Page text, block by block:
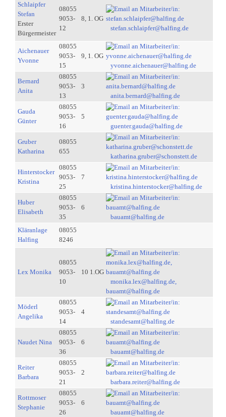
Schlaipfer
Stefan
Erster
Bürgermeister
08055
9053-
12
8, 1. OG
stefan.schlaipfer@halfing.de
Aichenauer
Yvonne
08055
9053-
15
9, 1. OG
yvonne.aichenauer@halfing.de
Bernard
Anita
08055
9053-
13
3
anita.bernard@halfing.de
Gauda
Günter
08055
9053-
16
5
guenter.gauda@halfing.de
Gruber
Katharina
08055
655
katharina.gruber@schonstett.de
Hinterstocker
Kristina
08055
9053-
25
7
kristina.hinterstocker@halfing.de
Huber
Elisabeth
08055
9053-
35
6
bauamt@halfing.de
Kläranlage
Halfing
08055
8246
Lex Monika
08055
9053-
10
10 1.OG
monika.lex@halfing.de,
bauamt@halfing.de
Möderl
Angelika
08055
9053-
14
4
standesamt@halfing.de
Naudet Nina
08055
9053-
36
6
bauamt@halfing.de
Reiter
Barbara
08055
9053-
21
2
barbara.reiter@halfing.de
Rottmoser
Stephanie
08055
9053-
26
6
bauamt@halfing.de